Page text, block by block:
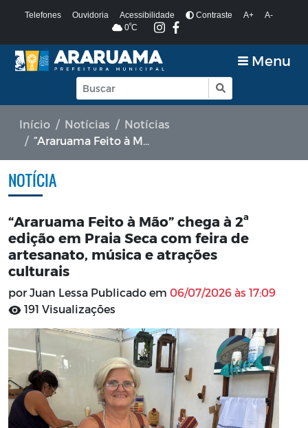
Telefones Ouvidoria Acessibilidade Contraste A+
A-
0ºC
Menu
Início Notícias
Notícias
“Araruama Feito à Mão” chega à 2ª edição em Praia Seca com feira de artesanato, música e atrações culturais
NOTÍCIA
“Araruama Feito à Mão” chega à 2ª
edição em Praia Seca com feira de
artesanato, música e atrações
culturais
por Juan Lessa Publicado em 06/07/2026 às 17:09
191 Visualizações